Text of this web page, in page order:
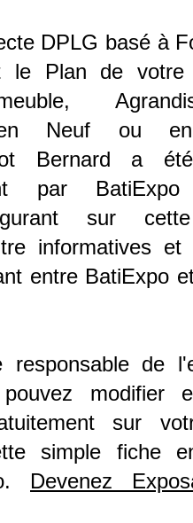
DPLG basé à
le Plan de votre
en Neuf ou en
Bernard a été
par
sur
informatives et
entre BatiExpo
de
modifier
sur
simple fiche
Devenez